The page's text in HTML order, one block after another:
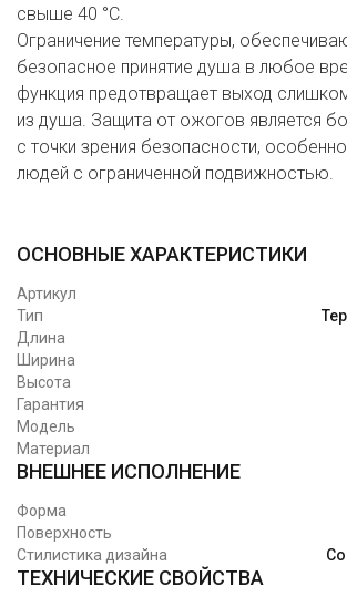
свыше 40 °C.
Ограничение температуры,
безопасное принятие душа в любое
функция предотвращает выход
из душа. Защита от ожогов является
с точки зрения безопасности,
людей с ограниченной подвижностью.
ОСНОВНЫЕ ХАРАКТЕРИСТИКИ
Артикул
Тип
Длина
Ширина
Высота
Гарантия
Модель
Материал
ВНЕШНЕЕ ИСПОЛНЕНИЕ
Форма
Поверхность
Стилистика дизайна
ТЕХНИЧЕСКИЕ СВОЙСТВА